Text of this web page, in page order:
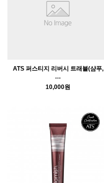
ATS 퍼스티지 리버시 트래블(샴푸,
…
10,000원